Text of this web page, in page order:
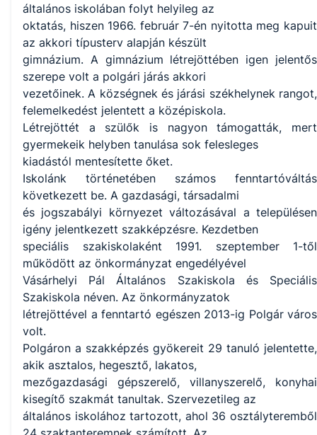
általános iskolában folyt helyileg az
oktatás, hiszen 1966. február 7-én nyitotta meg kapuit
az akkori típusterv alapján készült
gimnázium. A gimnázium létrejöttében igen jelentős
szerepe volt a polgári járás akkori
vezetőinek. A községnek és járási székhelynek rangot,
felemelkedést jelentett a középiskola.
Létrejöttét a szülők is nagyon támogatták, mert
gyermekeik helyben tanulása sok felesleges
kiadástól mentesítette őket.
Iskolánk történetében számos fenntartóváltás
következett be. A gazdasági, társadalmi
és jogszabályi környezet változásával a településen
igény jelentkezett szakképzésre. Kezdetben
speciális szakiskolaként 1991. szeptember 1-től
működött az önkormányzat engedélyével
Vásárhelyi Pál Általános Szakiskola és Speciális
Szakiskola néven. Az önkormányzatok
létrejöttével a fenntartó egészen 2013-ig Polgár város
volt.
Polgáron a szakképzés gyökereit 29 tanuló jelentette,
akik asztalos, hegesztő, lakatos,
mezőgazdasági gépszerelő, villanyszerelő, konyhai
kisegítő szakmát tanultak. Szervezetileg az
általános iskolához tartozott, ahol 36 osztályteremből